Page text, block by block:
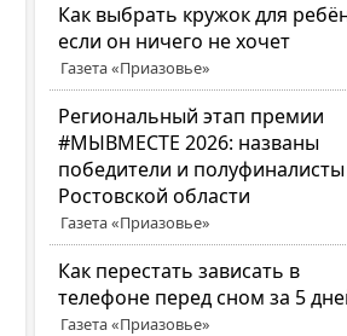
Как выбрать кружок для
если он ничего не хочет
Газета «Приазовье»
Региональный этап премии
#МЫВМЕСТЕ 2026: названы
победители и полуфиналисты
Ростовской области
Газета «Приазовье»
Как перестать зависать в
телефоне перед сном за 5
Газета «Приазовье»